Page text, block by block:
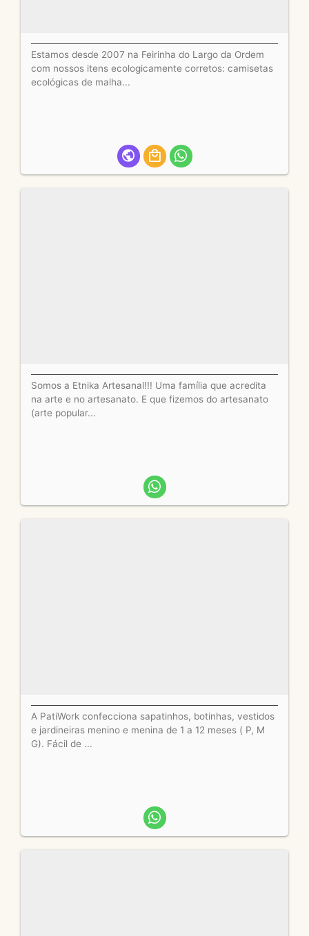
Estamos desde 2007 na Feirinha do Largo da Ordem
com nossos itens ecologicamente corretos: camisetas
ecológicas de malha...
Somos a Etnika Artesanal!!! Uma família que acredita
na arte e no artesanato. E que fizemos do artesanato
(arte popular...
A PatiWork confecciona sapatinhos, botinhas, vestidos
e jardineiras menino e menina de 1 a 12 meses ( P, M
G). Fácil de ...